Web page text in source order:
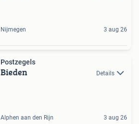
Nijmegen 3 aug 26
Postzegels
Bieden Details
Alphen aan den Rijn 3 aug 26